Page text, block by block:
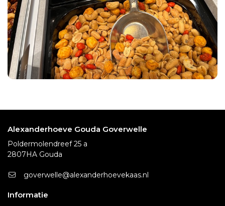
Alexanderhoeve Gouda Goverwelle
Poldermolendreef 25 a
2807HA Gouda
goverwelle@alexanderhoevekaas.nl
Informatie